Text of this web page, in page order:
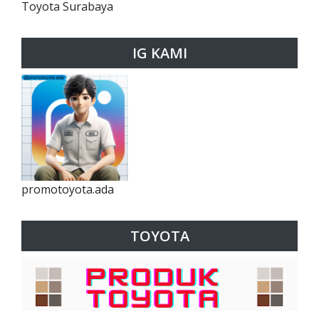
Toyota Surabaya
IG KAMI
promotoyota.ada
TOYOTA